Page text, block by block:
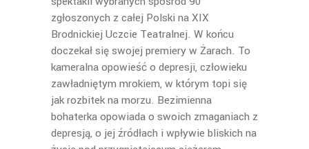
zgłoszonych z całej Polski na XIX
Brodnickiej Uczcie Teatralnej. W końcu
doczekał się swojej premiery w Żarach. To
kameralna opowieść o depresji, człowieku
zawładniętym mrokiem, w którym topi się
jak rozbitek na morzu. Bezimienna
bohaterka opowiada o swoich zmaganiach z
depresją, o jej źródłach i wpływie bliskich na